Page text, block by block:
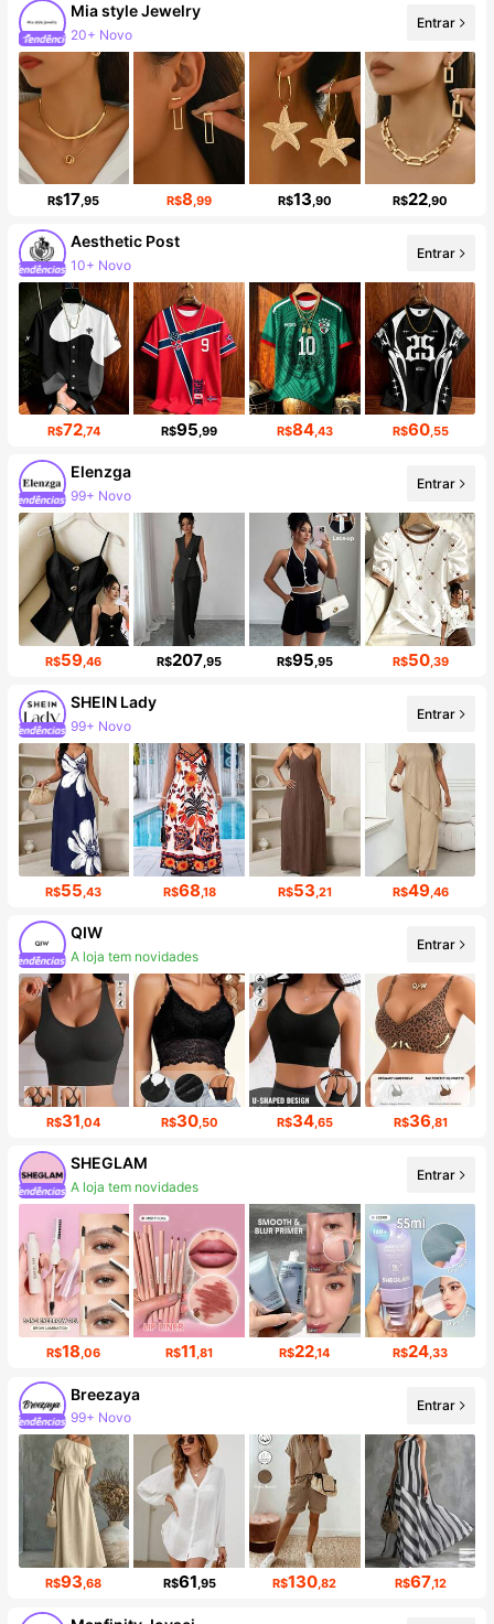
Mia style Jewelry
20+ Novo
Entrar
R$17,95 R$8,99 R$13,90 R$22,90
Aesthetic Post
10+ Novo
101K seguidores
Entrar
R$72,74 R$95,99 R$84,43 R$60,55
Elenzga
Aumento de seguidores em 15%
Entrar
R$59,46 R$207,95 R$95,95 R$50,39
SHEIN Lady
99+ Novo
Aumento de seguidores em 11%
Entrar
R$55,43 R$68,18 R$53,21 R$49,46
QIW
11K seguidores
Entrar
R$31,04 R$30,50 R$34,65 R$36,81
SHEGLAM
A loja tem novidades
Aumento de seguidores em 15%
Entrar
R$18,06 R$11,81 R$22,14 R$24,33
Breezaya
99+ Novo
Aumento de seguidores em 18%
Entrar
R$93,68 R$61,95 R$130,82 R$67,12